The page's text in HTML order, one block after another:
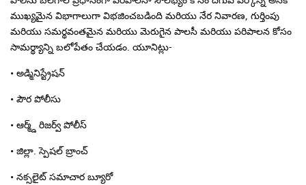
ముఖ్యమైన విభాగాలుగా విభజించబడింది మరియు నేర నివారణ, గుర్తింపు
మరియు సమర్థవంతమైన మరియు మెరుగైన పాలసీ మరియు పరిపాలన కోసం
సామర్థ్యాన్ని బలోపేతం చేయడం. యూనిట్లు-
• అడ్మినిస్ట్రేషన్
• పౌర పోలీసు
• ఆర్మ్డ్ రిజర్వ్ పోలీస్
• జిల్లా. స్పెషల్ బ్రాంచ్
• నక్సలైట్ సమాచార బ్యూరో